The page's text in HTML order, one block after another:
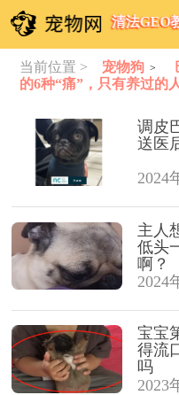
清法GEO
当前位置 > 宠物狗 >
的6种“痛”，只有养过的
调皮
送医
2024
主人
低头
啊？
2024
宝宝
得流
吗
2023